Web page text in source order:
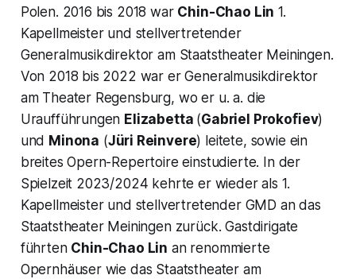
Polen. 2016 bis 2018 war Chin-Chao Lin 1.
Kapellmeister und stellvertretender
Generalmusikdirektor am Staatstheater Meiningen.
Von 2018 bis 2022 war er Generalmusikdirektor
am Theater Regensburg, wo er u. a. die
Uraufführungen Elizabetta (Gabriel Prokoﬁev)
und Minona (Jüri Reinvere) leitete, sowie ein
breites Opern-Repertoire einstudierte. In der
Spielzeit 2023/2024 kehrte er wieder als 1.
Kapellmeister und stellvertretender GMD an das
Staatstheater Meiningen zurück. Gastdirigate
führten Chin-Chao Lin an renommierte
Opernhäuser wie das Staatstheater am